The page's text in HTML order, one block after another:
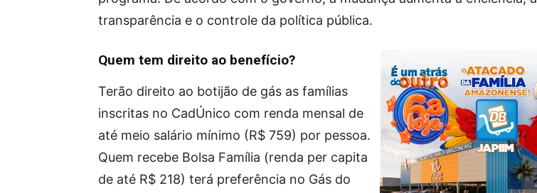
transparência e o controle da política pública.
Quem tem direito ao benefício?
Terão direito ao botijão de gás as famílias
inscritas no CadÚnico com renda mensal de
até meio salário mínimo (R$ 759) por pessoa.
Quem recebe Bolsa Família (renda per capita
de até R$ 218) terá preferência no Gás do